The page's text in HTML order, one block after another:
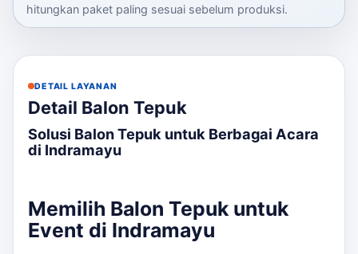
hitungkan paket paling sesuai sebelum produksi.
DETAIL LAYANAN
Detail Balon Tepuk
Solusi Balon Tepuk untuk Berbagai Acara
di Indramayu
Memilih Balon Tepuk untuk
Event di Indramayu